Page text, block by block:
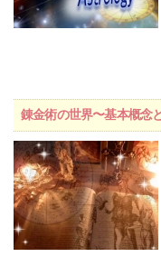
錬金術の世界〜基本概念